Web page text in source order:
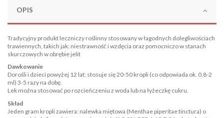
OPIS
Tradycyjny produkt leczniczy roślinny stosowany w łagodnych dolegliwościach
trawiennych, takich jak: niestrawność i wzdęcia oraz pomocniczo w stanach
skurczowych w obrębie jelit
Dawkowanie
Dorośli i dzieci powyżej 12 lat: stosuje się 20-50 kropli (co odpowiada ok. 0,8-2
ml) 3-5 razy na dobę.
Lek można stosować po rozcieńczeniu z woda lub na łyżeczkę cukru.
Skład
Jeden gram kropli zawiera: nalewka miętowa (Menthae piperitae tinctura) o